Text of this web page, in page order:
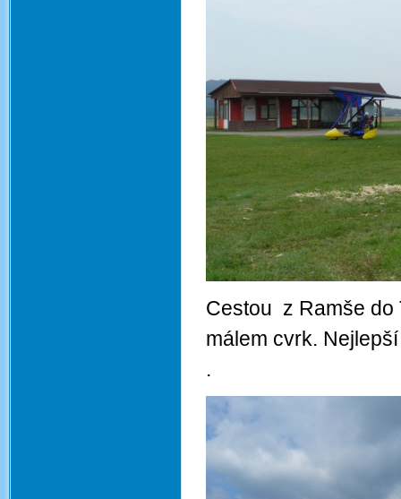
Cestou z Ramše do
málem cvrk.
.